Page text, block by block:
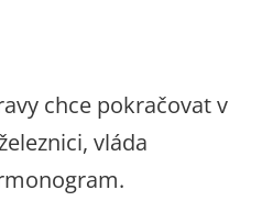
chce pokračovat v
vláda